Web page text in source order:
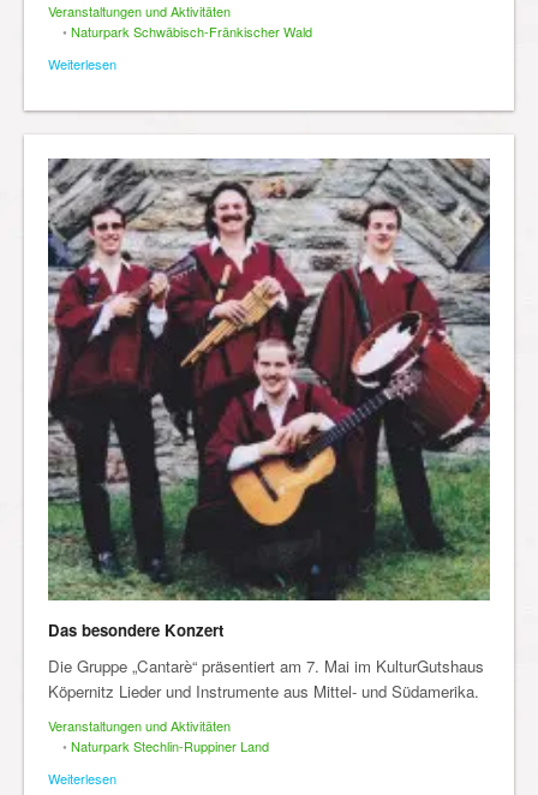
Veranstaltungen und Aktivitäten
• Naturpark Schwäbisch-Fränkischer Wald
Weiterlesen
Das besondere Konzert
Die Gruppe „Cantarè“ präsentiert am 7. Mai im KulturGutshaus
Köpernitz Lieder und Instrumente aus Mittel- und Südamerika.
Veranstaltungen und Aktivitäten
• Naturpark Stechlin-Ruppiner Land
Weiterlesen